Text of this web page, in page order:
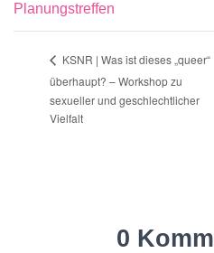
Planungstreffen
KSNR | Was ist dieses „queer“
überhaupt? – Workshop zu
sexueller und geschlechtlicher
Vielfalt
0